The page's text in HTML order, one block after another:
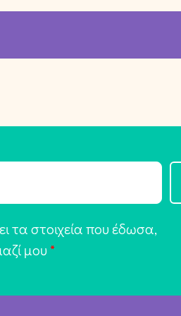
τα στοιχεία που έδωσα,
μου *